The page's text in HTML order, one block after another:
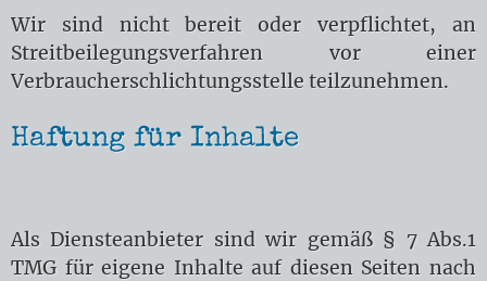
Wir sind nicht bereit oder verpflichtet, an
Streitbeilegungsverfahren vor einer
Verbraucherschlichtungsstelle teilzunehmen.
Haftung für Inhalte
Als Diensteanbieter sind wir gemäß § 7 Abs.1
TMG für eigene Inhalte auf diesen Seiten nach